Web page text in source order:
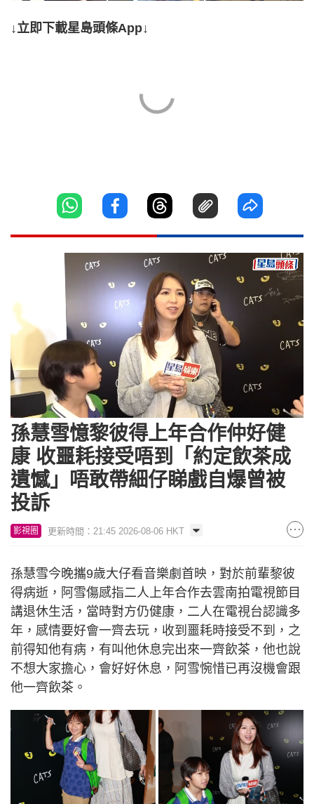
↓立即下載星島頭條App↓
Unmute Loaded
20.06%
孫慧雪憶黎彼得上年合作仲好健
康 收噩耗接受唔到「約定飲茶成
遺憾」唔敢帶細仔睇戲自爆曾被
投訴
影視圈 更新時間：21:45 2026-08-06 HKT
孫慧雪今晚攜9歲大仔看音樂劇首映，對於前輩黎彼
得病逝，阿雪傷感指二人上年合作去雲南拍電視節目
講退休生活，當時對方仍健康，二人在電視台認識多
年，感情要好會一齊去玩，收到噩耗時接受不到，之
前得知他有病，有叫他休息完出來一齊飲茶，他也說
不想大家擔心，會好好休息，阿雪惋惜已再沒機會跟
他一齊飲茶。